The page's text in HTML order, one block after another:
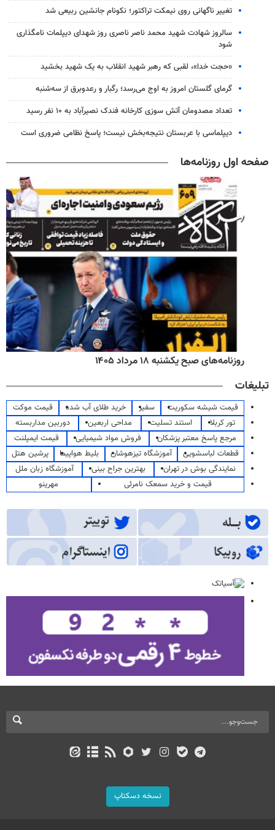
تغییر ناگهانی روی نیمکت تراکتور؛ نکونام جانشین ربیعی شد
سالروز شهادت شهید محمد ناصر ناصری روز شهدای دیپلمات نامگذاری
شود
«حجت خدا»، لقبی که رهبر شهید انقلاب به یک شهید بخشید
گرمای گلستان امروز به اوج می‌رسد؛ رگبار و رعدوبرق از سه‌شنبه
تعداد مصدومان آتش سوزی کارخانه فندک نصیرآباد به ۱۰ نفر رسید
دیپلماسی با عربستان نتیجه‌بخش نیست؛ پاسخ نظامی ضروری است
صفحه اول روزنامه‌ها
روزنامه‌های صبح یکشنبه ۱۸ مرداد ۱۴۰۵
تبلیغات
قیمت شیشه سکوریت سفیر خرید طلای آب شده
قیمت موکت
تور کربلا
استند تسلیت مداحی اربعین
دوربین مداربسته
مرجع پاسخ معتبر پزشکان
فروش مواد شیمیایی
قیمت ایمپلنت
قطعات لباسشویی
آموزشگاه تیزهوشان بلیط هواپیما
پرشین هتل
نمایندگی بوش در تهران
بهترین جراح بینی
آموزشگاه زبان ملل
قیمت و خرید سمعک نامرئی
مهرینو
نسخه دسکتاپ